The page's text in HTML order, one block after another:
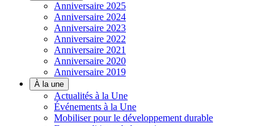
Anniversaire 2025
Anniversaire 2024
Anniversaire 2023
Anniversaire 2022
Anniversaire 2021
Anniversaire 2020
Anniversaire 2019
À la une
Actualités à la Une
Événements à la Une
Mobiliser pour le développement durable